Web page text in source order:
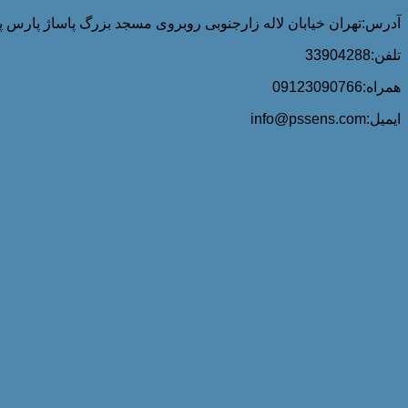
آدرس:تهران خیابان لاله زارجنوبی روبروی مسجد بزرگ پاساژ پارس
تلفن:33904288
همراه:09123090766
ایمیل:info@pssens.com